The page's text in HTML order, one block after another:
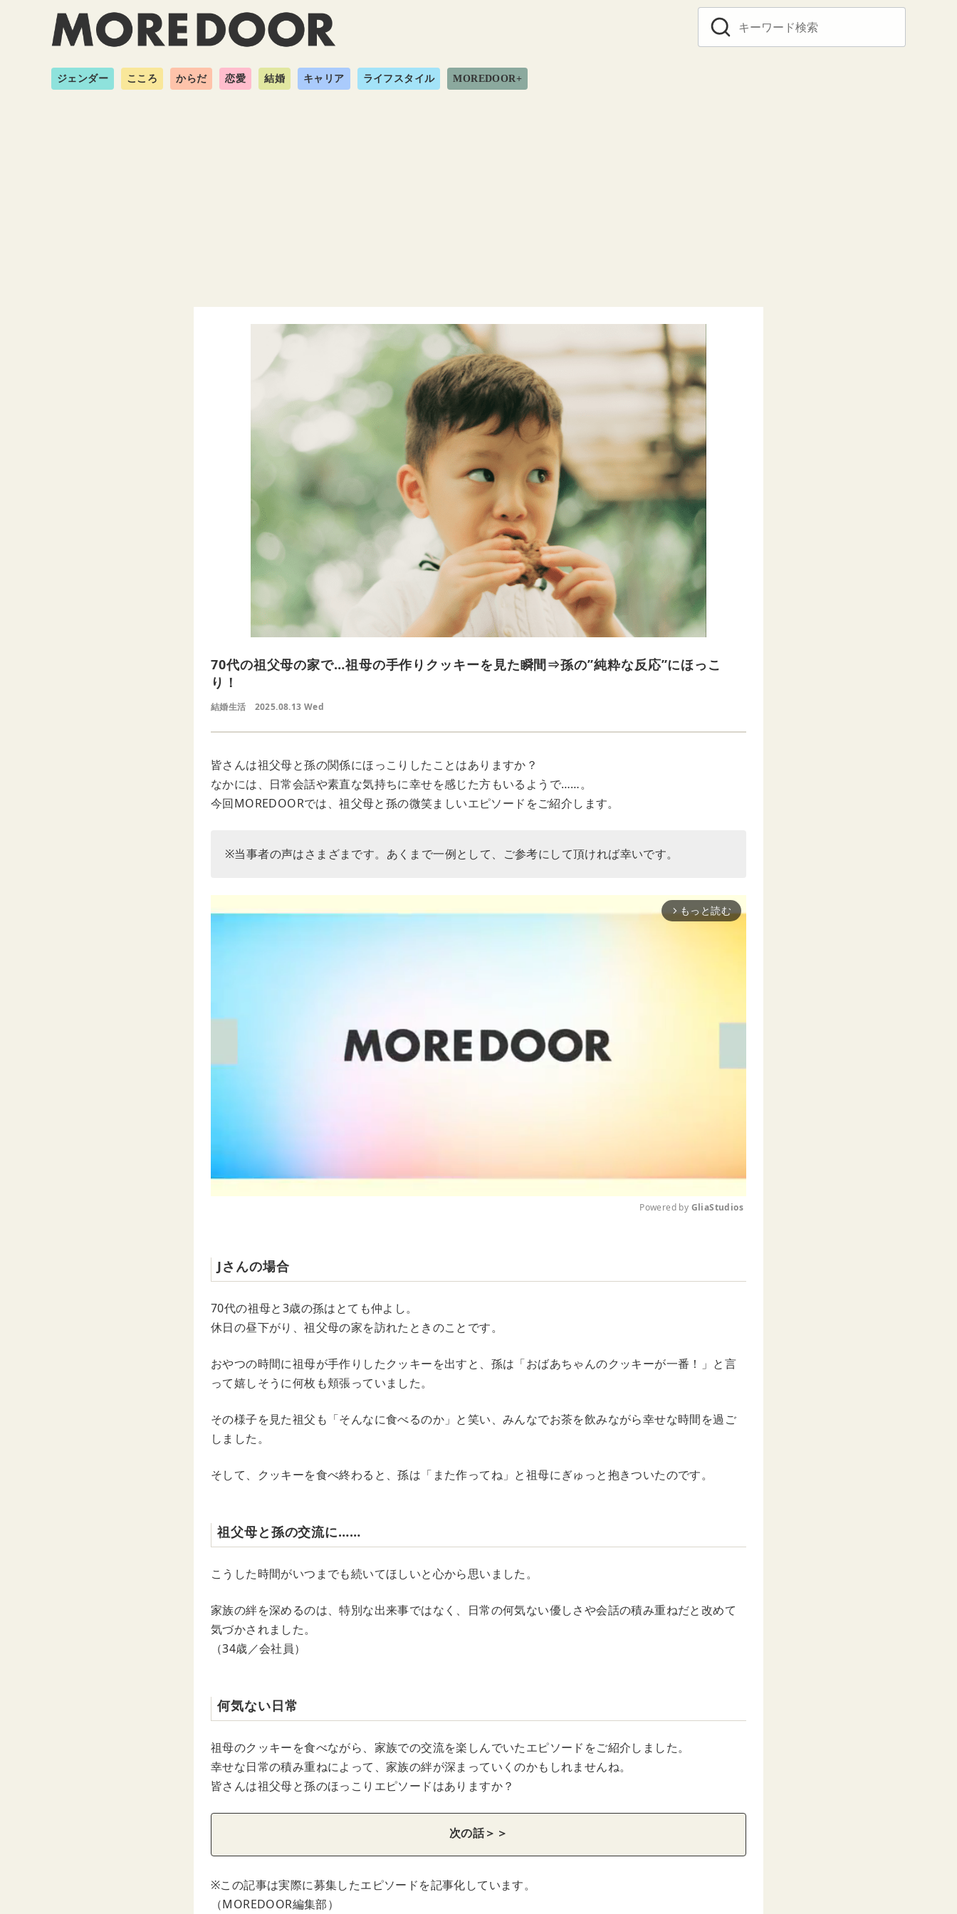
ジェンダー こころ からだ 恋愛 結婚 キャリア ライフスタイル MOREDOOR+
70代の祖父母の家で…祖母の手作りクッキーを見た瞬間⇒孫の”純粋な反応”にほっこ
り！
結婚生活 2025.08.13 Wed
皆さんは祖父母と孫の関係にほっこりしたことはありますか？
なかには、日常会話や素直な気持ちに幸せを感じた方もいるようで……。
今回MOREDOORでは、祖父母と孫の微笑ましいエピソードをご紹介します。
※当事者の声はさまざまです。あくまで一例として、ご参考にして頂ければ幸いです。
arrow_forward_ios もっと読む
t
Powered by GliaStudios
Jさんの場合
70代の祖母と3歳の孫はとても仲よし。
休日の昼下がり、祖父母の家を訪れたときのことです。
おやつの時間に祖母が手作りしたクッキーを出すと、孫は「おばあちゃんのクッキーが一番！」と言
って嬉しそうに何枚も頬張っていました。
その様子を見た祖父も「そんなに食べるのか」と笑い、みんなでお茶を飲みながら幸せな時間を過ご
しました。
そして、クッキーを食べ終わると、孫は「また作ってね」と祖母にぎゅっと抱きついたのです。
祖父母と孫の交流に……
こうした時間がいつまでも続いてほしいと心から思いました。
家族の絆を深めるのは、特別な出来事ではなく、日常の何気ない優しさや会話の積み重ねだと改めて
気づかされました。
（34歳／会社員）
何気ない日常
祖母のクッキーを食べながら、家族での交流を楽しんでいたエピソードをご紹介しました。
幸せな日常の積み重ねによって、家族の絆が深まっていくのかもしれませんね。
皆さんは祖父母と孫のほっこりエピソードはありますか？
次の話＞＞
※この記事は実際に募集したエピソードを記事化しています。
（MOREDOOR編集部）